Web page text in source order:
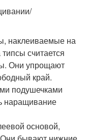
наклеиваемые на
считается
Они упрощают
край.
подушечками
наращивание
основой,